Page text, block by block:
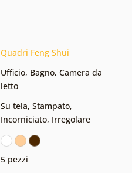
Quadri Feng Shui
Ufficio, Bagno, Camera da
letto
Su tela, Stampato,
Incorniciato, Irregolare
5 pezzi